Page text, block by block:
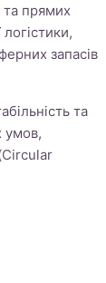
та прямих
запасів
та
умов,